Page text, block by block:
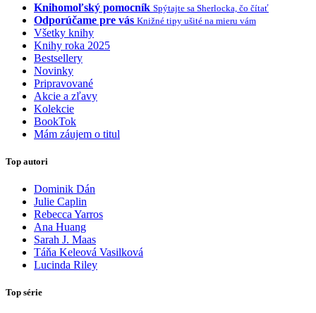
Knihomoľský pomocník Spýtajte sa Sherlocka, čo čítať
Odporúčame pre vás Knižné tipy ušité na mieru vám
Všetky knihy
Knihy roka 2025
Bestsellery
Novinky
Pripravované
Akcie a zľavy
Kolekcie
BookTok
Mám záujem o titul
Top autori
Dominik Dán
Julie Caplin
Rebecca Yarros
Ana Huang
Sarah J. Maas
Táňa Keleová Vasilková
Lucinda Riley
Top série